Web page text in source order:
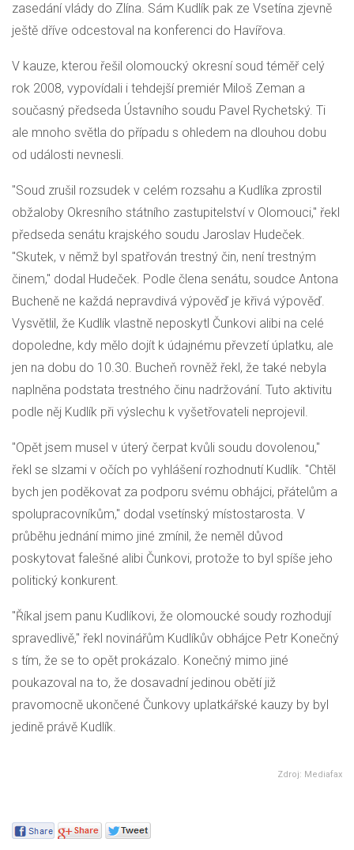
zasedání vlády do Zlína. Sám Kudlík pak ze Vsetína zjevně
ještě dříve odcestoval na konferenci do Havířova.
V kauze, kterou řešil olomoucký okresní soud téměř celý
rok 2008, vypovídali i tehdejší premiér Miloš Zeman a
současný předseda Ústavního soudu Pavel Rychetský. Ti
ale mnoho světla do případu s ohledem na dlouhou dobu
od události nevnesli.
"Soud zrušil rozsudek v celém rozsahu a Kudlíka zprostil
obžaloby Okresního státního zastupitelství v Olomouci," řekl
předseda senátu krajského soudu Jaroslav Hudeček.
"Skutek, v němž byl spatřován trestný čin, není trestným
činem," dodal Hudeček. Podle člena senátu, soudce Antona
Bucheně ne každá nepravdivá výpověď je křivá výpověď.
Vysvětlil, že Kudlík vlastně neposkytl Čunkovi alibi na celé
dopoledne, kdy mělo dojít k údajnému převzetí úplatku, ale
jen na dobu do 10.30. Bucheň rovněž řekl, že také nebyla
naplněna podstata trestného činu nadržování. Tuto aktivitu
podle něj Kudlík při výslechu k vyšetřovateli neprojevil.
"Opět jsem musel v úterý čerpat kvůli soudu dovolenou,"
řekl se slzami v očích po vyhlášení rozhodnutí Kudlík. "Chtěl
bych jen poděkovat za podporu svému obhájci, přátelům a
spolupracovníkům," dodal vsetínský místostarosta. V
průběhu jednání mimo jiné zmínil, že neměl důvod
poskytovat falešné alibi Čunkovi, protože to byl spíše jeho
politický konkurent.
"Říkal jsem panu Kudlíkovi, že olomoucké soudy rozhodují
spravedlivě," řekl novinářům Kudlíkův obhájce Petr Konečný
s tím, že se to opět prokázalo. Konečný mimo jiné
poukazoval na to, že dosavadní jedinou obětí již
pravomocně ukončené Čunkovy uplatkářské kauzy by byl
jedině právě Kudlík.
Zdroj: Mediafax